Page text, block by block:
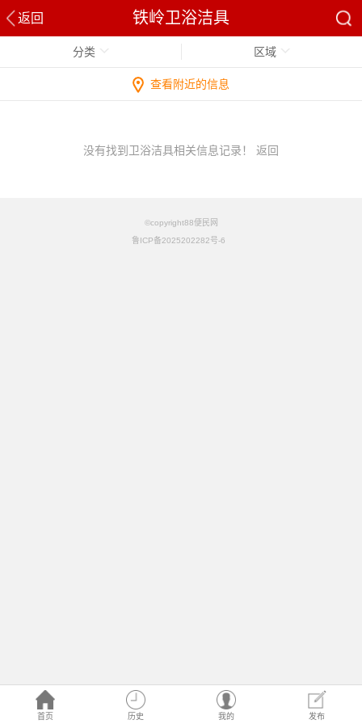
返回 铁岭卫浴洁具
首页 历史 我的 发布
分类 区域
查看附近的信息
没有找到卫浴洁具相关信息记录！ 返回
©copyright88便民网
鲁ICP备2025202282号-6